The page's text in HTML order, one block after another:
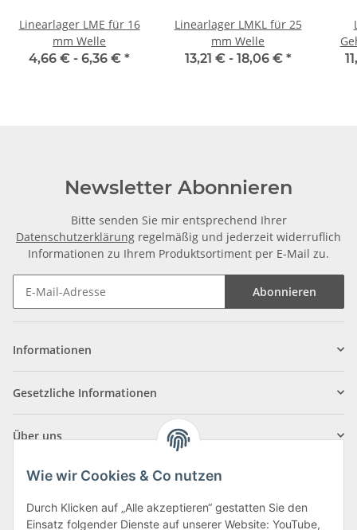
Linearlager LME für 16
mm Welle
4,66 € - 6,36 € *
Linearlager LMKL für 25
mm Welle
13,21 € - 18,06 € *
Newsletter Abonnieren
Bitte senden Sie mir entsprechend Ihrer
Datenschutzerklärung regelmäßig und jederzeit widerruflich
Informationen zu Ihrem Produktsortiment per E-Mail zu.
Abonnieren
Informationen
Gesetzliche Informationen
Über uns
Wie wir Cookies & Co nutzen
Durch Klicken auf „Alle akzeptieren“ gestatten Sie den
Einsatz folgender Dienste auf unserer Website: YouTube,